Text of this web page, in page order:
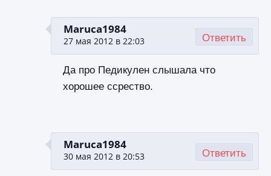
Maruca1984
27 мая 2012 в 22:03
Да про Педикулен слышала что
хорошее ссрество.
Ответить
Maruca1984
30 мая 2012 в 20:53 Ответить